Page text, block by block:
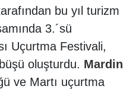
bu yıl turizm
3.´sü
Uçurtma Festivali,
oluşturdu. Mardin
ve Martı uçurtma